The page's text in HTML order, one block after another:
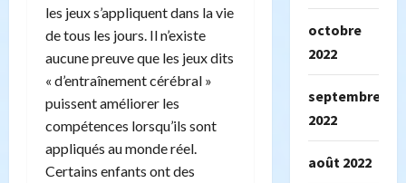
les jeux s’appliquent dans la vie
de tous les jours. Il n’existe
aucune preuve que les jeux dits
« d’entraînement cérébral »
puissent améliorer les
compétences lorsqu’ils sont
appliqués au monde réel.
Certains enfants ont des
octobre
2022
septembre
2022
août 2022